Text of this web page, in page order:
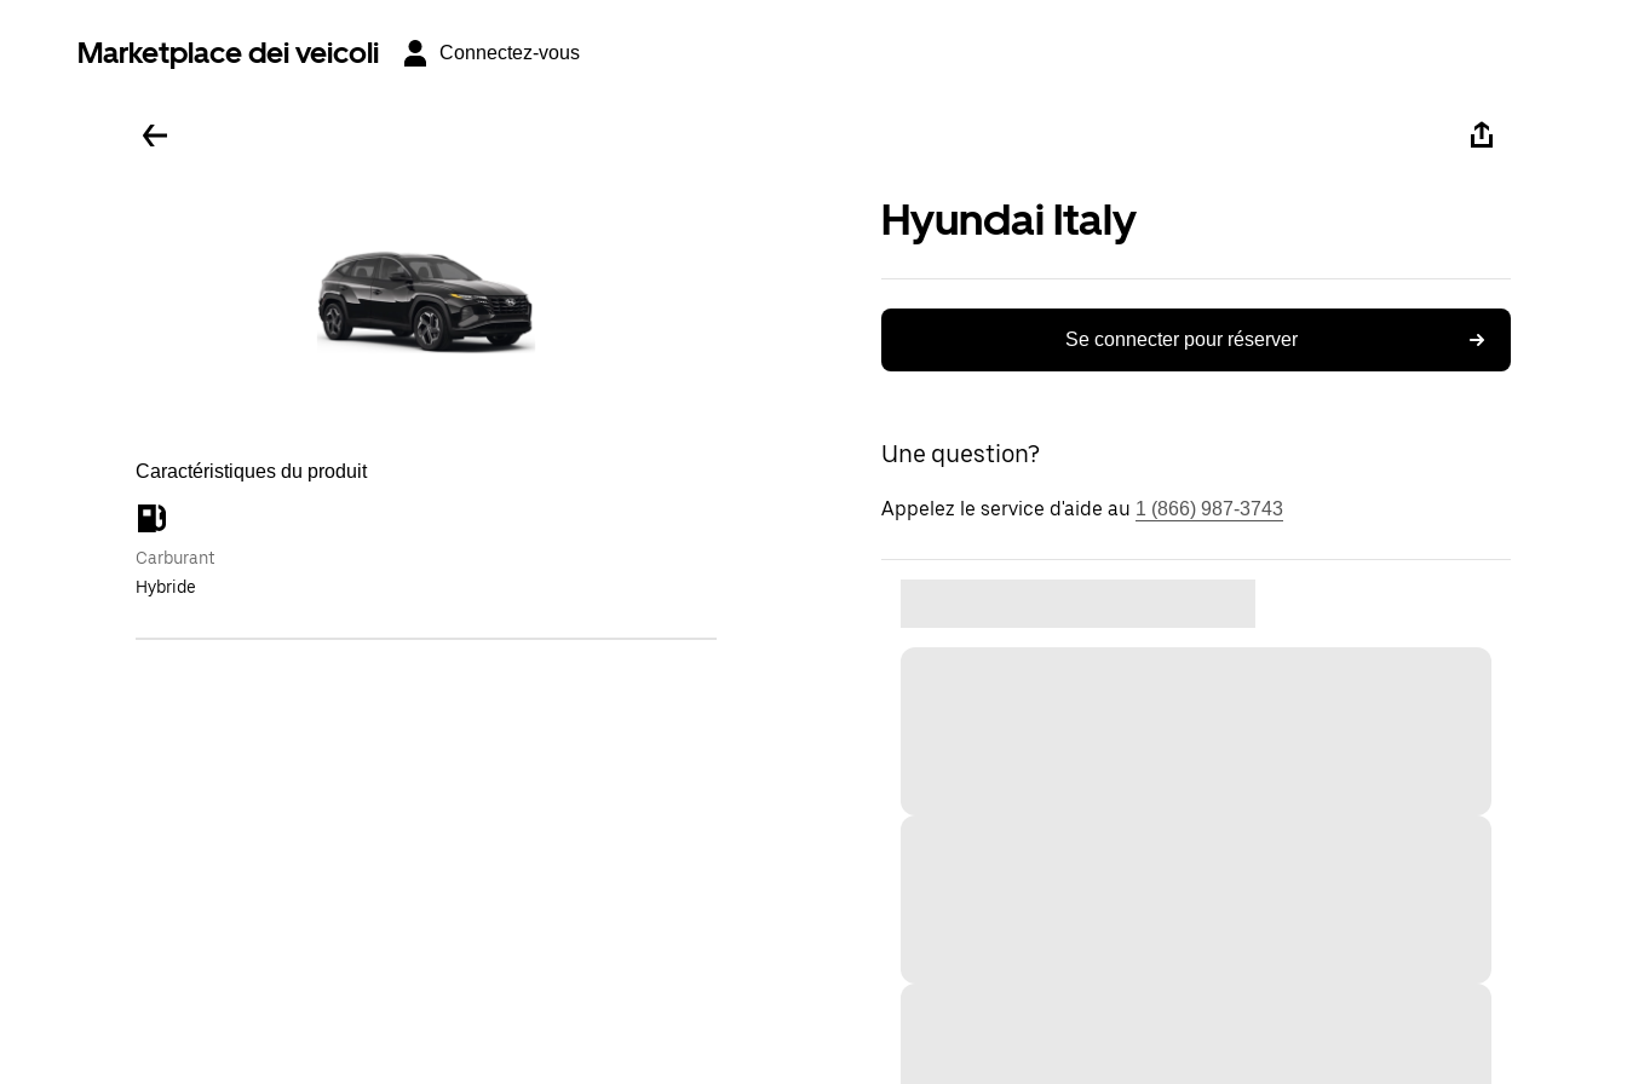
Marketplace dei veicoli Connectez-vous
Caractéristiques du produit
Carburant
Hybride
Hyundai Italy
Se connecter pour réserver
Une question?
Appelez le service d'aide au 1 (866) 987-3743